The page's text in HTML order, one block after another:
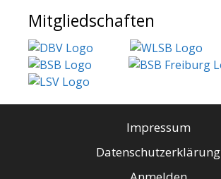
Mitgliedschaften
Impressum
Datenschutzerklärung